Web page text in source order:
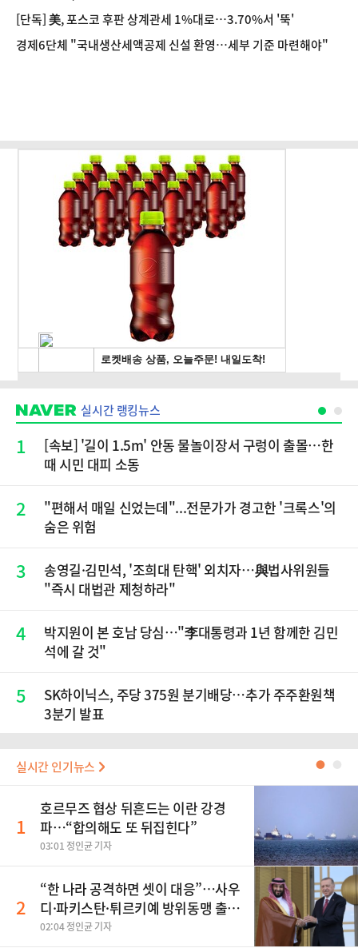
[단독] 美, 포스코 후판 상계관세 1%대로…3.70%서 '뚝'
경제6단체 "국내생산세액공제 신설 환영…세부 기준 마련해야"
실시간 랭킹뉴스
1
[속보] '길이 1.5m' 안동 물놀이장서 구렁이 출몰…한
때 시민 대피 소동
2
"편해서 매일 신었는데"...전문가가 경고한 '크록스'의
숨은 위험
3
송영길·김민석, '조희대 탄핵' 외치자…與법사위원들
"즉시 대법관 제청하라"
4
박지원이 본 호남 당심…"李대통령과 1년 함께한 김민
석에 갈 것"
5
SK하이닉스, 주당 375원 분기배당…추가 주주환원책
3분기 발표
실시간 인기뉴스 ●
1
호르무즈 협상 뒤흔드는 이란 강경
파…“합의해도 또 뒤집힌다”
03:01 정인균 기자
2
“한 나라 공격하면 셋이 대응”…사우
디·파키스탄·튀르키예 방위동맹 출
범
02:04 정인균 기자